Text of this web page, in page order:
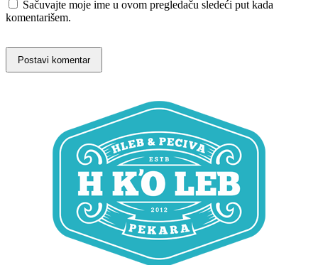
Sačuvajte moje ime u ovom pregledaču sledeći put kada
komentarišem.